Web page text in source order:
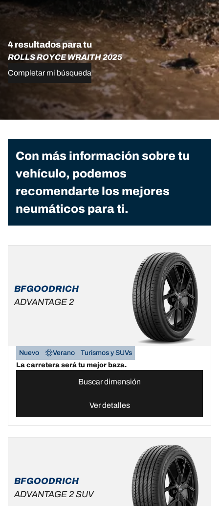
4 resultados para tu
ROLLS ROYCE WRAITH 2025
Completar mi búsqueda
Con más información sobre tu
vehículo, podemos
recomendarte los mejores
neumáticos para ti.
BFGOODRICH
ADVANTAGE 2
Nuevo Verano
Turismos y SUVs
La carretera será tu mejor baza.
Buscar dimensión
Ver detalles
BFGOODRICH
ADVANTAGE 2 SUV